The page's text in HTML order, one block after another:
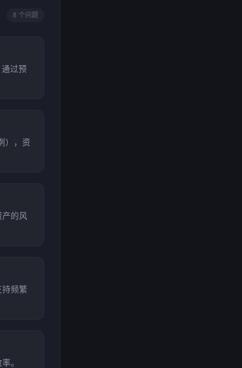
8 个问题
过预
），资
的风
频繁
。